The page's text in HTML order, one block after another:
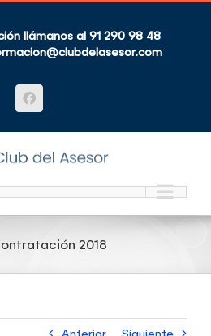
llámanos al 91 290 98 48
Facebook
2018
Anterior Siguiente